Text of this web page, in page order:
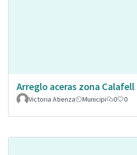
Arreglo aceras zona
Victoria Atienza
Municipi 0 0